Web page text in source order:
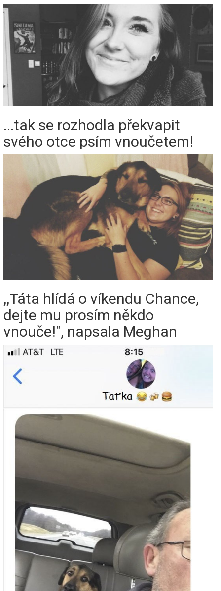
...tak se rozhodla překvapit
svého otce psím vnoučetem!
,,Táta hlídá o víkendu Chance,
dejte mu prosím někdo
vnouče!", napsala Meghan